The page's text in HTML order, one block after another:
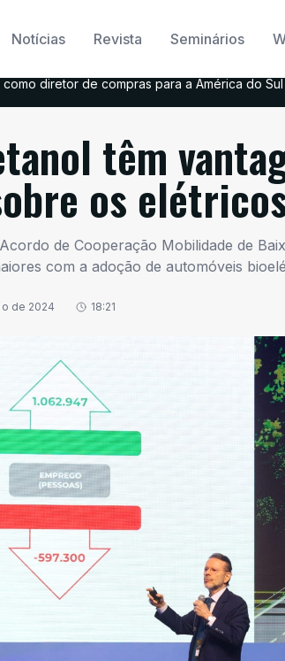
Notícias Revista Seminários
diretor de compras para a América do Sul
têm
os
de Cooperação Mobilidade de
com a adoção de automóveis
o de 2024 18:21